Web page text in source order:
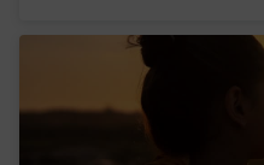
questionamento. É provável
diferentes atitudes. Por […]